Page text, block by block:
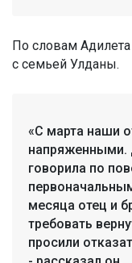
По словам
с семьей Улданы.
«С марта наши
напряженными.
говорила по
месяца отец и
требовать
просили